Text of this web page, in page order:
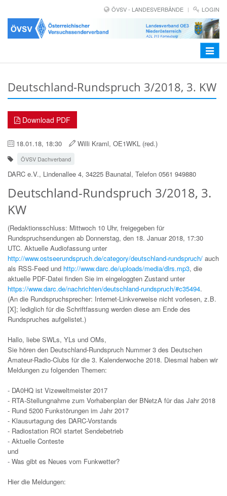
ÖVSV - LANDESVERBÄNDE LOGIN
Toggle
Deutschland-Rundspruch 3/2018, 3. KW
Download PDF
18.01.18, 18:30 Willi Kraml, OE1WKL (red.)
ÖVSV Dachverband
DARC e.V., Lindenallee 4, 34225 Baunatal, Telefon 0561 949880
Deutschland-Rundspruch 3/2018, 3.
KW
(Redaktionsschluss: Mittwoch 10 Uhr, freigegeben für
Rundspruchsendungen ab Donnerstag, den 18. Januar 2018, 17:30
UTC. Aktuelle Audiofassung unter
http://www.ostseerundspruch.de/category/deutschland-rundspruch/ auch
als RSS-Feed und http://www.darc.de/uploads/media/dlrs.mp3, die
aktuelle PDF-Datei finden Sie im eingeloggten Zustand unter
https://www.darc.de/nachrichten/deutschland-rundspruch/#c35494.
(An die Rundspruchsprecher: Internet-Linkverweise nicht vorlesen, z.B.
[X]; lediglich für die Schriftfassung werden diese am Ende des
Rundspruches aufgelistet.)
Hallo, liebe SWLs, YLs und OMs,
Sie hören den Deutschland-Rundspruch Nummer 3 des Deutschen
Amateur-Radio-Clubs für die 3. Kalenderwoche 2018. Diesmal haben wir
Meldungen zu folgenden Themen:
- DA0HQ ist Vizeweltmeister 2017
- RTA-Stellungnahme zum Vorhabenplan der BNetzA für das Jahr 2018
- Rund 5200 Funkstörungen im Jahr 2017
- Klausurtagung des DARC-Vorstands
- Radiostation ROI startet Sendebetrieb
- Aktuelle Conteste
und
- Was gibt es Neues vom Funkwetter?
Hier die Meldungen: